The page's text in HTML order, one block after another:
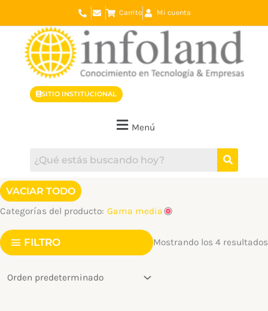
al
contenido
Carrito Mi cuenta
SITIO INSTITUCIONAL
Menú
VACIAR TODO
Categorías del producto: Gama media
FILTRO Mostrando los 4 resultados